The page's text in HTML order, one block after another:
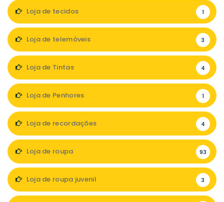
Loja de tecidos 1
Loja de telemóveis 3
Loja de Tintas 4
Loja de Penhores 1
Loja de recordações 4
Loja de roupa 93
Loja de roupa juvenil 3